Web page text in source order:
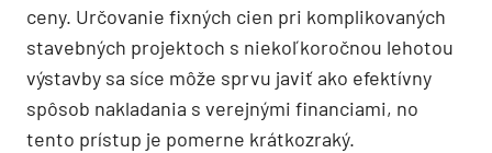
ceny. Určovanie fixných cien pri komplikovaných
stavebných projektoch s niekoľkoročnou lehotou
výstavby sa síce môže sprvu javiť ako efektívny
spôsob nakladania s verejnými financiami, no
tento prístup je pomerne krátkozraký.